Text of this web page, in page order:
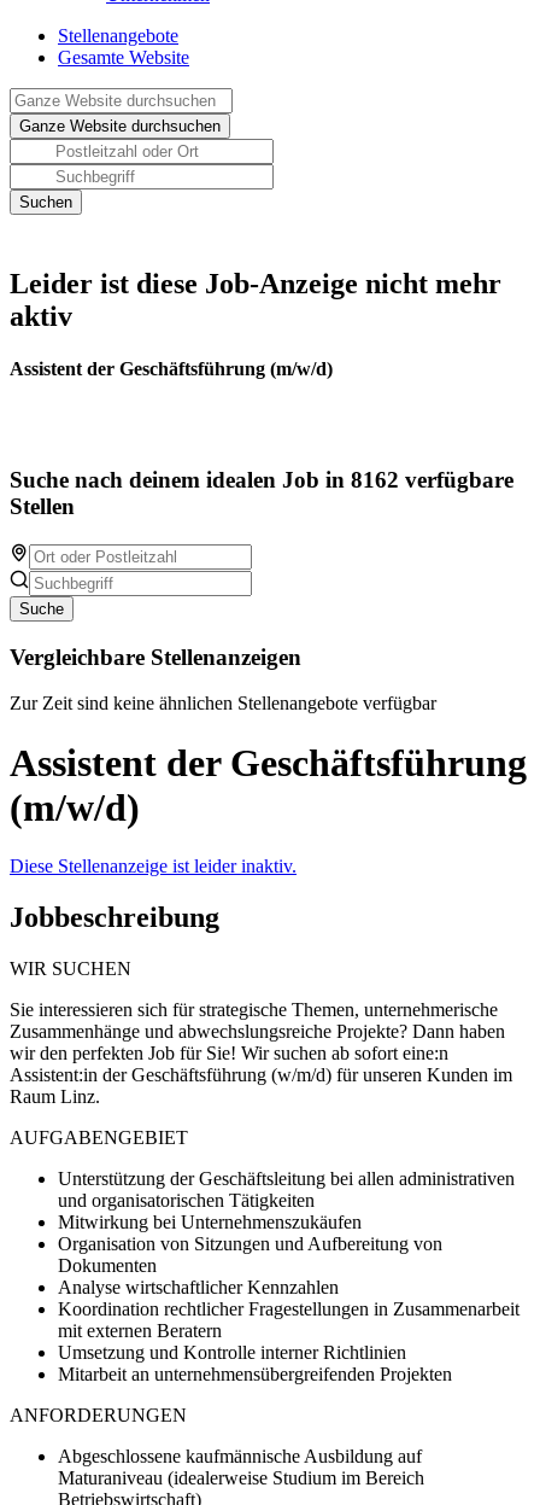
Stellenangebote
Gesamte Website
Leider ist diese Job-Anzeige nicht mehr
aktiv
Assistent der Geschäftsführung (m/w/d)
Suche nach deinem idealen Job in 8162 verfügbare
Stellen
Suche
Vergleichbare Stellenanzeigen
Zur Zeit sind keine ähnlichen Stellenangebote verfügbar
Assistent der Geschäftsführung
(m/w/d)
Diese Stellenanzeige ist leider inaktiv.
Jobbeschreibung
WIR SUCHEN
Sie interessieren sich für strategische Themen, unternehmerische
Zusammenhänge und abwechslungsreiche Projekte? Dann haben
wir den perfekten Job für Sie! Wir suchen ab sofort eine:n
Assistent:in der Geschäftsführung (w/m/d) für unseren Kunden im
Raum Linz.
AUFGABENGEBIET
Unterstützung der Geschäftsleitung bei allen administrativen
und organisatorischen Tätigkeiten
Mitwirkung bei Unternehmenszukäufen
Organisation von Sitzungen und Aufbereitung von
Dokumenten
Analyse wirtschaftlicher Kennzahlen
Koordination rechtlicher Fragestellungen in Zusammenarbeit
mit externen Beratern
Umsetzung und Kontrolle interner Richtlinien
Mitarbeit an unternehmensübergreifenden Projekten
ANFORDERUNGEN
Abgeschlossene kaufmännische Ausbildung auf
Maturaniveau (idealerweise Studium im Bereich
Betriebswirtschaft)